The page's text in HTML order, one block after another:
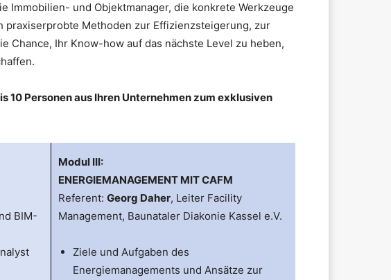
Immobilien- und Objektmanager, die konkrete Werkzeuge
Methoden zur Effizienzsteigerung, zur
Chance, Ihr Know-how auf das nächste Level zu heben,
Personen aus Ihren Unternehmen zum exklusiven
BIM-
Modul III:
ENERGIEMANAGEMENT MIT CAFM
Referent: Georg Daher, Leiter Facility
Management, Baunataler Diakonie Kassel e.V.
Ziele und Aufgaben des
Energiemanagements und Ansätze zur